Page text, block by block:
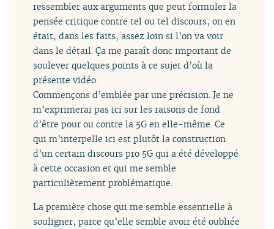
ressembler aux arguments que peut formuler la
pensée critique contre tel ou tel discours, on en
était, dans les faits, assez loin si l’on va voir
dans le détail. Ça me paraît donc important de
soulever quelques points à ce sujet d’où la
présente vidéo.
Commençons d’emblée par une précision. Je ne
m’exprimerai pas ici sur les raisons de fond
d’être pour ou contre la 5G en elle-même. Ce
qui m’interpelle ici est plutôt la construction
d’un certain discours pro 5G qui a été développé
à cette occasion et qui me semble
particulièrement problématique.
La première chose qui me semble essentielle à
souligner, parce qu’elle semble avoir été oubliée